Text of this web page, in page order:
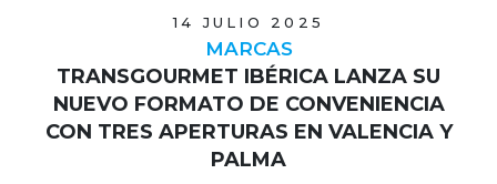
14 JULIO 2025
MARCAS
TRANSGOURMET IBÉRICA LANZA SU
NUEVO FORMATO DE CONVENIENCIA
CON TRES APERTURAS EN VALENCIA Y
PALMA